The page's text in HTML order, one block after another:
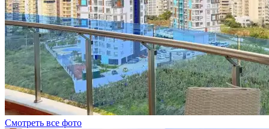
Смотреть все фото